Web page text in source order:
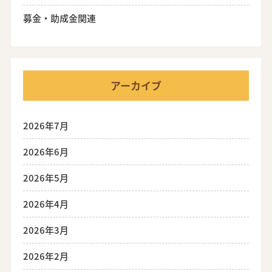
募金・助成金関連
アーカイブ
2026年7月
2026年6月
2026年5月
2026年4月
2026年3月
2026年2月